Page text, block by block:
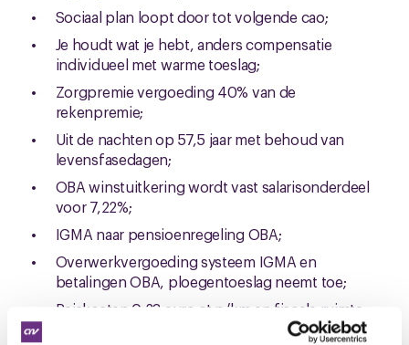
Sociaal plan loopt door tot volgende cao;
Je houdt wat je hebt, anders compensatie
individueel met warme toeslag;
Zorgpremie vergoeding 40% van de
rekenpremie;
Uit de nachten op 57,5 jaar met behoud van
levensfasedagen;
OBA winstuitkering wordt vast salarisonderdeel
voor 7,22%;
IGMA naar pensioenregeling OBA;
Overwerkvergoeding systeem IGMA en
betalingen OBA, ploegentoeslag neemt toe;
Reiskosten 0,23 euro ct p/km en fiscale ruimte